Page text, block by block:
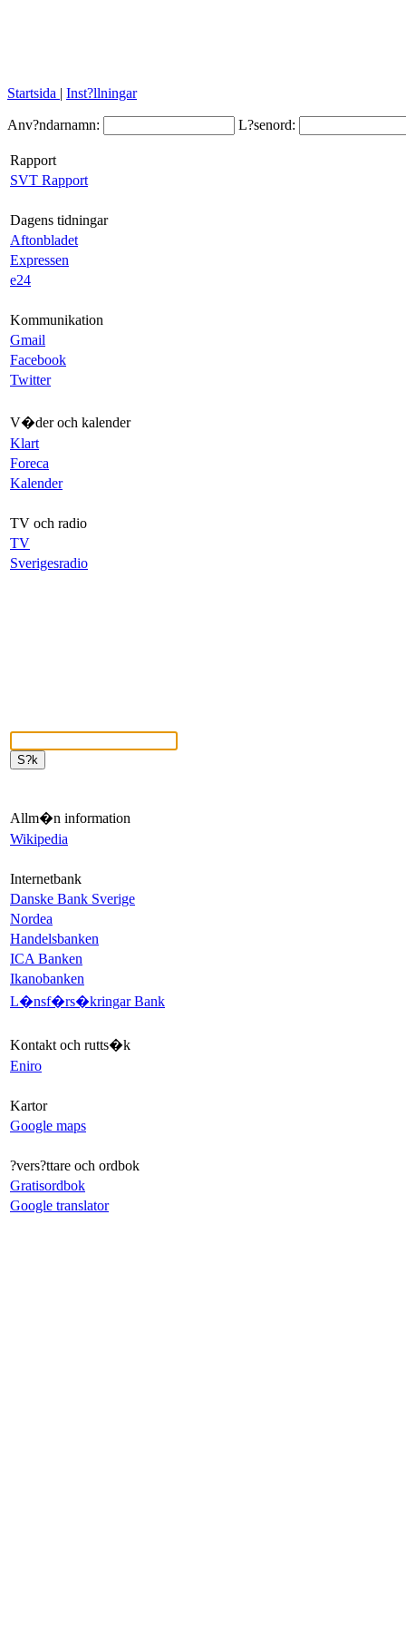
Startsida | Inst?llningar
Anv?ndarnamn: L?senord:
Rapport
SVT Rapport
Dagens tidningar
Aftonbladet
Expressen
e24
Kommunikation
Gmail
Facebook
Twitter
V�der och kalender
Klart
Foreca
Kalender
TV och radio
TV
Sverigesradio
Allm�n information
Wikipedia
Internetbank
Danske Bank Sverige
Nordea
Handelsbanken
ICA Banken
Ikanobanken
L�nsf�rs�kringar Bank
Kontakt och rutts�k
Eniro
Kartor
Google maps
?vers?ttare och ordbok
Gratisordbok
Google translator